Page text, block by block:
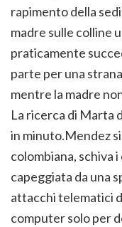
rapimento della
madre sulle colline
praticamente
parte per una
mentre la madre
La ricerca di Marta
in minuto.Mendez
colombiana, schiva
capeggiata da una
attacchi telematici
computer solo per